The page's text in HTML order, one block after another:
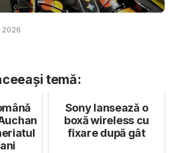
2026
temă:
Sony lansează o
boxă wireless cu
fixare după gât